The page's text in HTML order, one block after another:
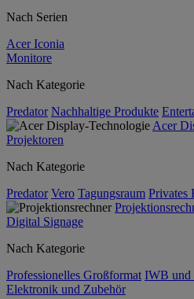
Nach Serien
Acer Iconia
Monitore
Nach Kategorie
Predator Nachhaltige Produkte
Acer
Projektoren
Nach Kategorie
Predator Vero Tagungsraum Privates
Digital Signage
Nach Kategorie
Professionelles Großformat IWB und
Elektronik und Zubehör